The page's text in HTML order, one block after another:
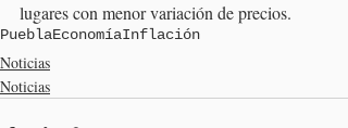
lugares con menor variación de precios.
PueblaEconomíaInflación
Noticias
Noticias